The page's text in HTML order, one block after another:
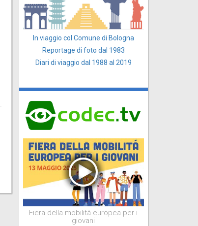
In viaggio col Comune di Bologna
Reportage di foto dal 1983
Diari di viaggio dal 1988 al 2019
Fiera della mobilità europea per i
giovani